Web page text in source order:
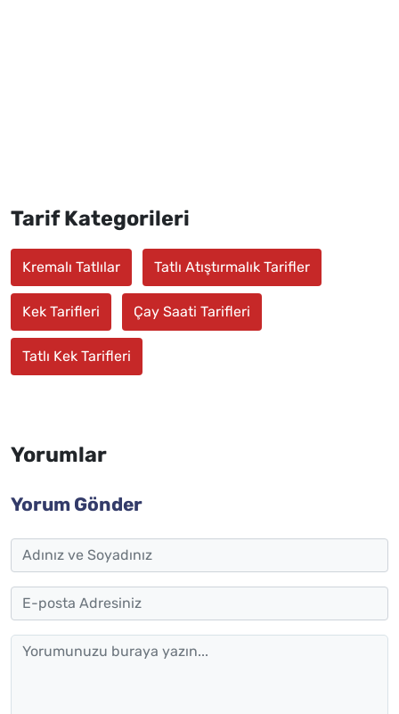
Tarif Kategorileri
Kremalı Tatlılar Tatlı Atıştırmalık Tarifler
Kek Tarifleri Çay Saati Tarifleri
Tatlı Kek Tarifleri
Yorumlar
Yorum Gönder